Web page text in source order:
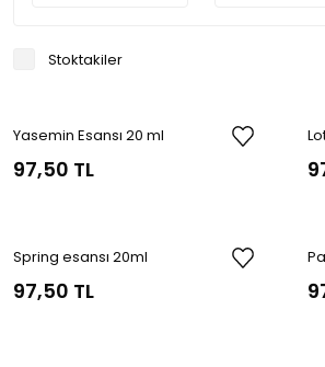
Stoktakiler
Yasemin Esansı 20 ml
97,50 TL
Spring esansı 20ml
97,50 TL